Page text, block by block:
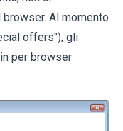
Al momento
offers"), gli
per browser